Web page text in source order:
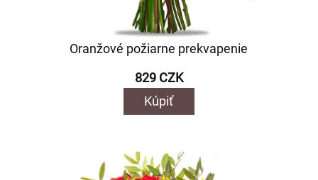
Oranžové požiarne prekvapenie
829 CZK
Kúpiť